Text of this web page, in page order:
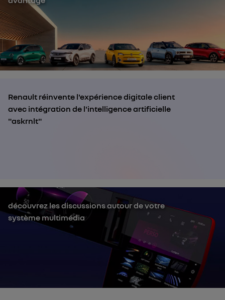
Renault réinvente l'expérience digitale client
avec intégration de l'intelligence artificielle
"askrnlt"
découvrez les discussions autour de votre
système multimédia